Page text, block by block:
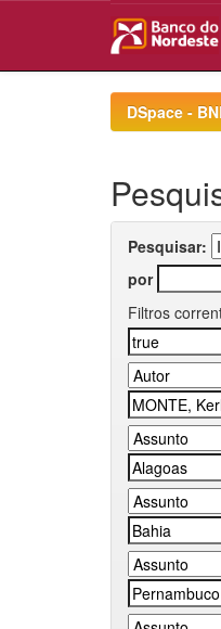
DSpace -
Pesquisar:
por
Filtros